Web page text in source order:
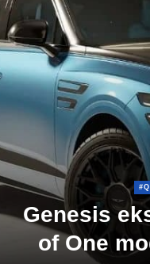
Genesis
of One